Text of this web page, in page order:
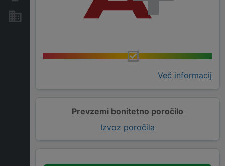
Nepremičnine in sredstva
Več informacij
Prevzemi bonitetno poročilo
Izvoz poročila